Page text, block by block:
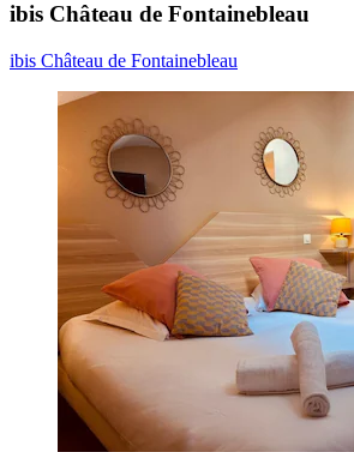
ibis Château de Fontainebleau
ibis Château de Fontainebleau